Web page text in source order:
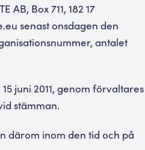
Box 711, 182 17
senast onsdagen den
antalet
juni 2011, genom förvaltares
stämman.
därom inom den tid och på